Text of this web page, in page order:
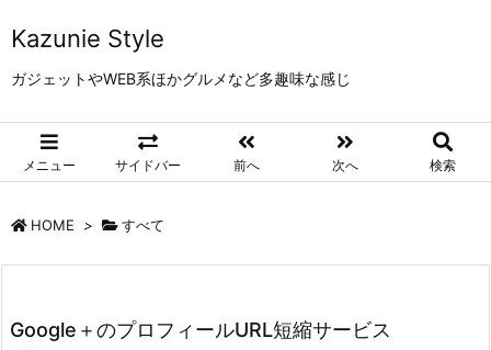
Kazunie Style
ガジェットやWEB系ほかグルメなど多趣味な感じ
メニュー サイドバー 前へ 次へ 検索
HOME > すべて
Google＋のプロフィールURL短縮サービス